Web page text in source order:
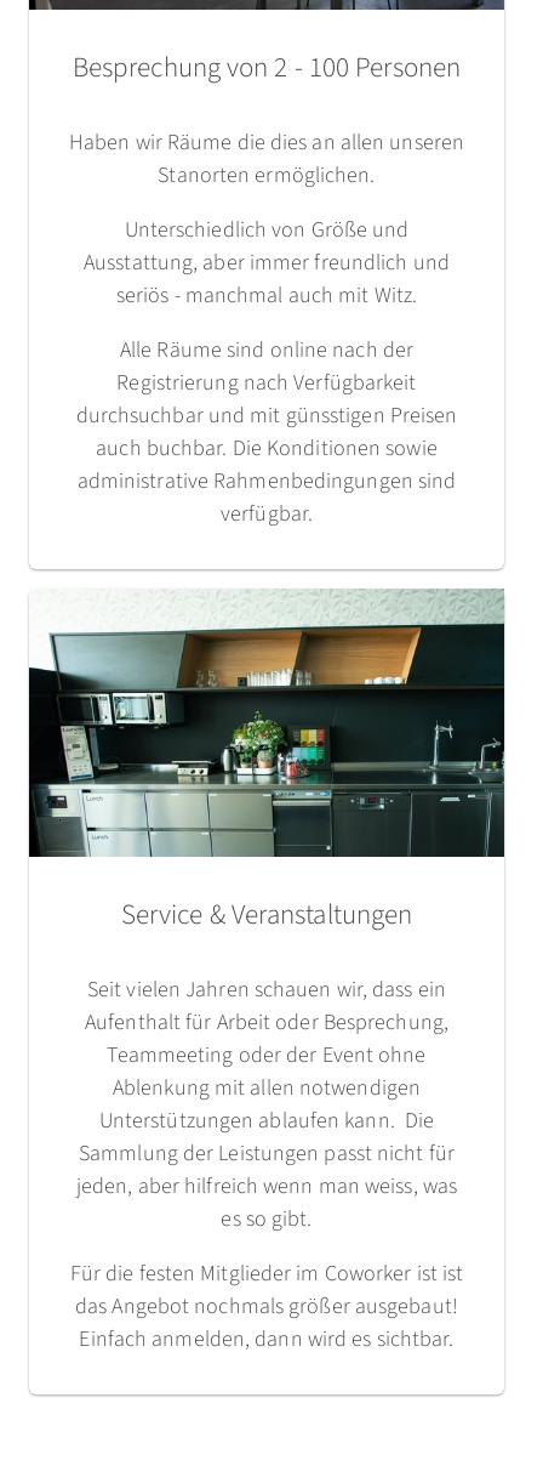
Besprechung von 2 - 100 Personen
Haben wir Räume die dies an allen unseren
Stanorten ermöglichen.
Unterschiedlich von Größe und
Ausstattung, aber immer freundlich und
seriös - manchmal auch mit Witz.
Alle Räume sind online nach der
Registrierung nach Verfügbarkeit
durchsuchbar und mit günsstigen Preisen
auch buchbar. Die Konditionen sowie
administrative Rahmenbedingungen sind
verfügbar.
Service & Veranstaltungen
Seit vielen Jahren schauen wir, dass ein
Aufenthalt für Arbeit oder Besprechung,
Teammeeting oder der Event ohne
Ablenkung mit allen notwendigen
Unterstützungen ablaufen kann. Die
Sammlung der Leistungen passt nicht für
jeden, aber hilfreich wenn man weiss, was
es so gibt.
Für die festen Mitglieder im Coworker ist ist
das Angebot nochmals größer ausgebaut!
Einfach anmelden, dann wird es sichtbar.